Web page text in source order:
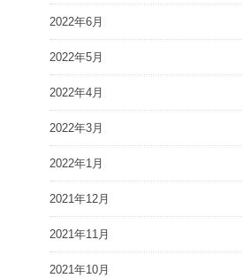
2022年6月
2022年5月
2022年4月
2022年3月
2022年1月
2021年12月
2021年11月
2021年10月